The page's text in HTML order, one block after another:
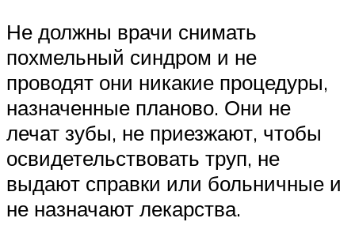
Не должны врачи снимать
похмельный синдром и не
проводят они никакие процедуры,
назначенные планово. Они не
лечат зубы, не приезжают, чтобы
освидетельствовать труп, не
выдают справки или больничные и
не назначают лекарства.